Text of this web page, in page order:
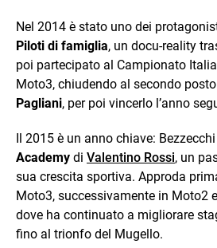
Nel 2014 è stato uno dei
Piloti di famiglia, un docu-reality
poi partecipato al Campionato
Moto3, chiudendo al secondo
Pagliani, per poi vincerlo l’anno
Il 2015 è un anno chiave:
Academy di Valentino Rossi, un
sua crescita sportiva. Approda
Moto3, successivamente in Moto2
dove ha continuato a migliorare
fino al trionfo del Mugello.